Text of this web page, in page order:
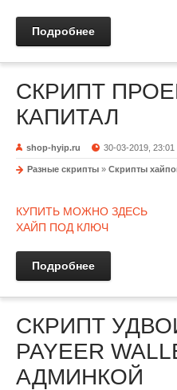
Подробнее
СКРИПТ
КАПИТАЛ
shop-hyip.ru 30-03-2019, 23:01
Разные скрипты » Скрипты
КУПИТЬ МОЖНО ЗДЕСЬ
ХАЙП ПОД КЛЮЧ
Подробнее
СКРИПТ
PAYEER
АДМИНКОЙ